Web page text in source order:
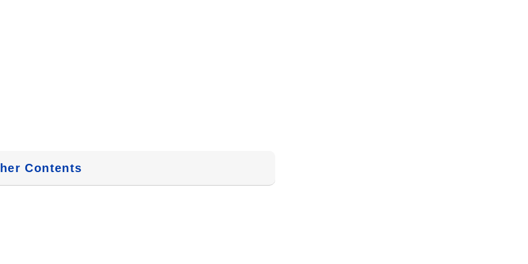
Contents